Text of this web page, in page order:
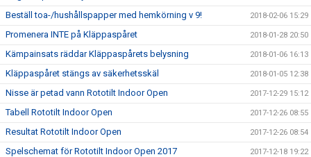
Beställ toa-/hushållspapper med hemkörning v 9! 2018-02-06 15:29
Promenera INTE på Kläppaspåret 2018-01-28 20:50
Kämpainsats räddar Kläppaspårets belysning 2018-01-06 16:13
Kläppaspåret stängs av säkerhetsskäl 2018-01-05 12:38
Nisse är petad vann Rototilt Indoor Open 2017-12-29 15:12
Tabell Rototilt Indoor Open 2017-12-26 08:55
Resultat Rototilt Indoor Open 2017-12-26 08:54
Spelschemat för Rototilt Indoor Open 2017 2017-12-18 19:22